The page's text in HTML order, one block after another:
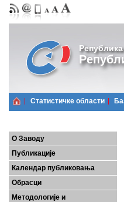
Статистичке области
О Заводу
Публикације
Календар публиковања
Обрасци
Методологије и